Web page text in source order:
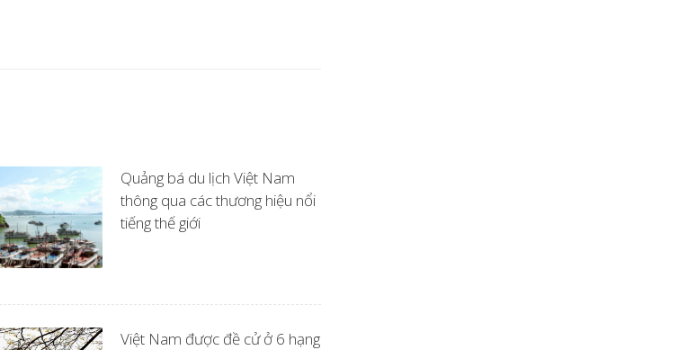
Quảng bá du lịch Việt Nam
thông qua các thương hiệu nổi
tiếng thế giới
Việt Nam được đề cử ở 6 hạng